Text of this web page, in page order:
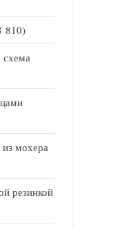
810)
схема
мохера
резинкой